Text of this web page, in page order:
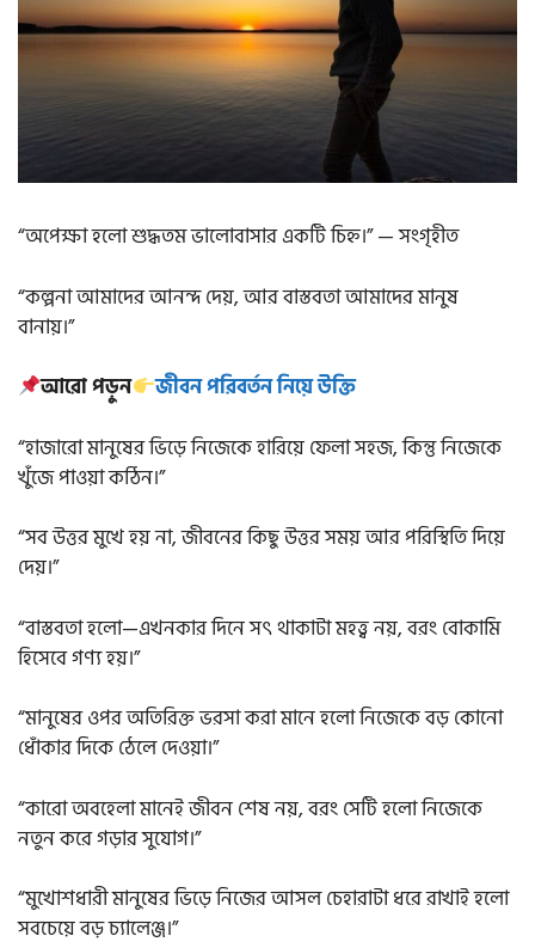
“অপেক্ষা হলো শুদ্ধতম ভালোবাসার একটি চিহ্ন।” — সংগৃহীত
“কল্পনা আমাদের আনন্দ দেয়, আর বাস্তবতা আমাদের মানুষ
বানায়।”
আরো পড়ুন
জীবন পরিবর্তন নিয়ে উক্তি
“হাজারো মানুষের ভিড়ে নিজেকে হারিয়ে ফেলা সহজ, কিন্তু নিজেকে
খুঁজে পাওয়া কঠিন।”
“সব উত্তর মুখে হয় না, জীবনের কিছু উত্তর সময় আর পরিস্থিতি দিয়ে
দেয়।”
“বাস্তবতা হলো—এখনকার দিনে সৎ থাকাটা মহত্ত্ব নয়, বরং বোকামি
হিসেবে গণ্য হয়।”
“মানুষের ওপর অতিরিক্ত ভরসা করা মানে হলো নিজেকে বড় কোনো
ধোঁকার দিকে ঠেলে দেওয়া।”
“কারো অবহেলা মানেই জীবন শেষ নয়, বরং সেটি হলো নিজেকে
নতুন করে গড়ার সুযোগ।”
“মুখোশধারী মানুষের ভিড়ে নিজের আসল চেহারাটা ধরে রাখাই হলো
সবচেয়ে বড় চ্যালেঞ্জ।”